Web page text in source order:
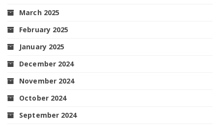
March 2025
February 2025
January 2025
December 2024
November 2024
October 2024
September 2024